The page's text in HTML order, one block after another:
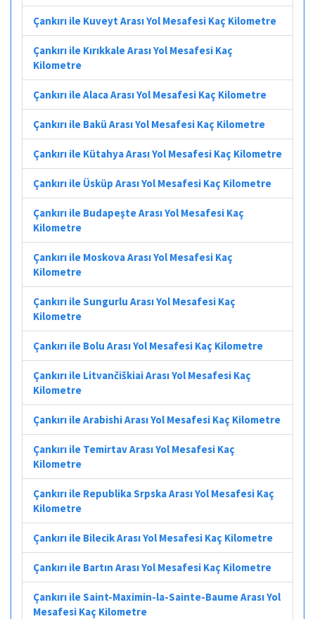
Çankırı ile Kuveyt Arası Yol Mesafesi Kaç Kilometre
Çankırı ile Kırıkkale Arası Yol Mesafesi Kaç
Kilometre
Çankırı ile Alaca Arası Yol Mesafesi Kaç Kilometre
Çankırı ile Bakü Arası Yol Mesafesi Kaç Kilometre
Çankırı ile Kütahya Arası Yol Mesafesi Kaç Kilometre
Çankırı ile Üsküp Arası Yol Mesafesi Kaç Kilometre
Çankırı ile Budapeşte Arası Yol Mesafesi Kaç
Kilometre
Çankırı ile Moskova Arası Yol Mesafesi Kaç
Kilometre
Çankırı ile Sungurlu Arası Yol Mesafesi Kaç
Kilometre
Çankırı ile Bolu Arası Yol Mesafesi Kaç Kilometre
Çankırı ile Litvančiškiai Arası Yol Mesafesi Kaç
Kilometre
Çankırı ile Arabishi Arası Yol Mesafesi Kaç Kilometre
Çankırı ile Temirtav Arası Yol Mesafesi Kaç
Kilometre
Çankırı ile Republika Srpska Arası Yol Mesafesi Kaç
Kilometre
Çankırı ile Bilecik Arası Yol Mesafesi Kaç Kilometre
Çankırı ile Bartın Arası Yol Mesafesi Kaç Kilometre
Çankırı ile Saint-Maximin-la-Sainte-Baume Arası Yol
Mesafesi Kaç Kilometre